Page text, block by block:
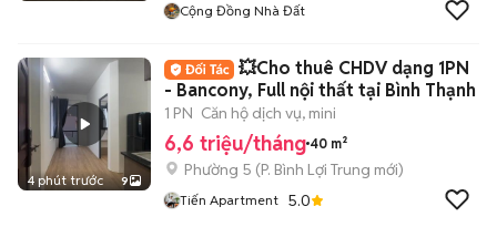
Cộng Đồng Nhà Đất
4 phút trước 9
💥Cho thuê CHDV dạng 1PN
- Bancony, Full nội thất tại Bình Thạnh
1 PN Căn hộ dịch vụ, mini
6,6 triệu/tháng 40 m²
Phường 5 (P. Bình Lợi Trung mới)
Tiến Apartment 5.0